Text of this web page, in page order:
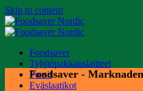
Skip to content
Foodsaver
Tyhjiöpakkauslaitteet
Pussit
Eväslaatikot
Foodsaver -